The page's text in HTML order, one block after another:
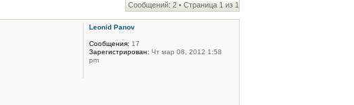
Сообщений: 2 • Страница 1 из 1
Leonid Panov
Сообщения: 17
Зарегистрирован: Чт мар 08, 2012 1:58
pm